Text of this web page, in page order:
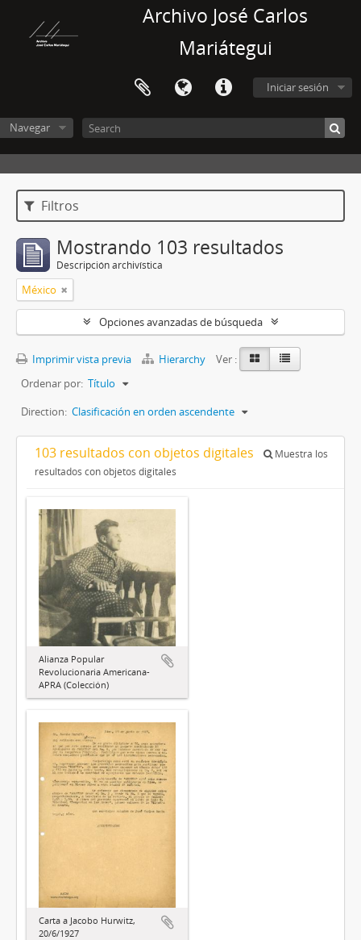
Archivo José Carlos
Mariátegui
Iniciar sesión
Navegar
Filtros
Mostrando 103 resultados
Descripción archivística
México
Opciones avanzadas de búsqueda
Imprimir vista previa Hierarchy
Ver :
Ordenar por: Título
Direction: Clasificación en orden ascendente
103 resultados con objetos digitales
Muestra los
resultados con objetos digitales
Alianza Popular
Revolucionaria Americana-
APRA (Colección)
Carta a Jacobo Hurwitz,
20/6/1927